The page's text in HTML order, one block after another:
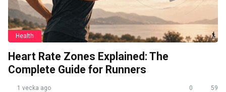
Health
Heart Rate Zones Explained: The
Complete Guide for Runners
1 vecka ago 0 59